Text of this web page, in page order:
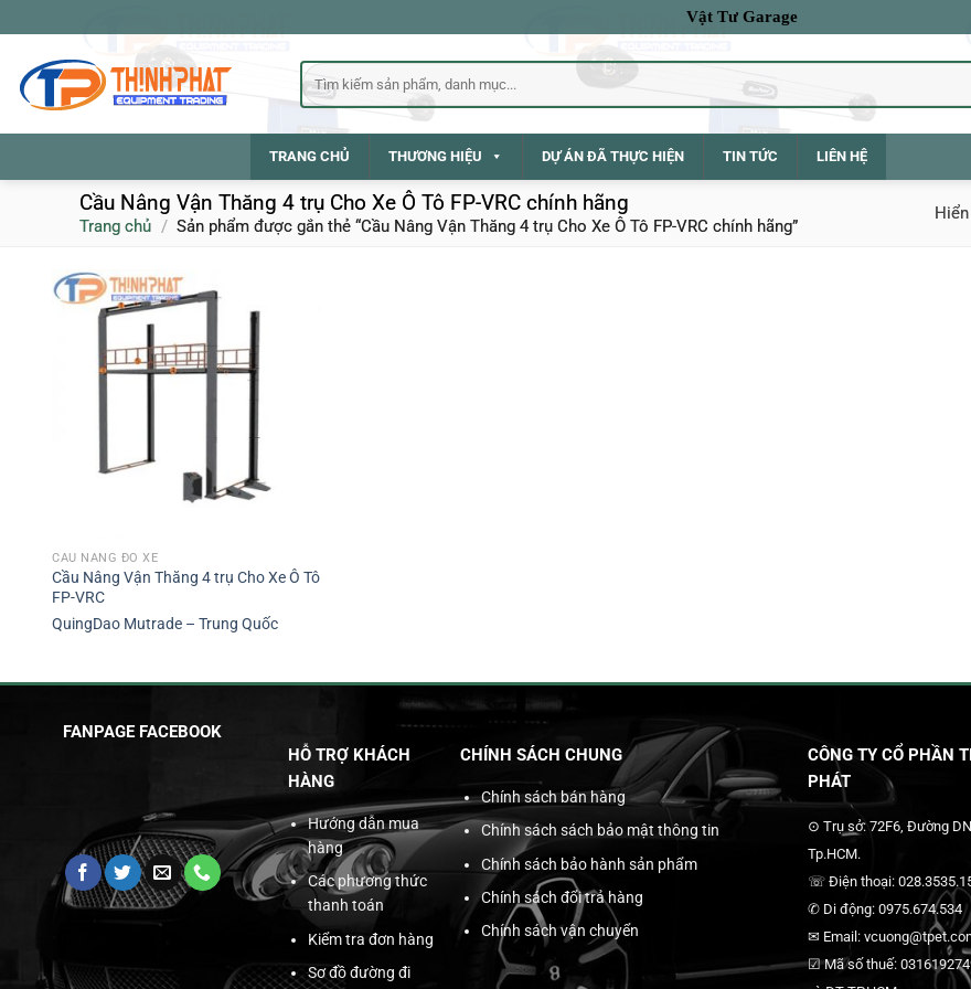
qua
dung
Vật Tư Garage
Tìm
kiếm:
TRANG CHỦ THƯƠNG HIỆU DỰ ÁN ĐÃ THỰC HIỆN TIN TỨC LIÊN HỆ
Cầu Nâng Vận Thăng 4 trụ Cho Xe Ô Tô FP-VRC chính hãng
Trang chủ / Sản phẩm được gắn thẻ “Cầu Nâng Vận Thăng 4 trụ Cho Xe Ô Tô FP-VRC chính hãng”
CẦU NÂNG ĐỖ XE
Cầu Nâng Vận Thăng 4 trụ Cho Xe Ô Tô
FP-VRC
QuingDao Mutrade – Trung Quốc
FANPAGE FACEBOOK
HỖ TRỢ KHÁCH
HÀNG
Hướng dẫn mua
hàng
Các phương thức
thanh toán
Kiểm tra đơn hàng
Sơ đồ đường đi
CHÍNH SÁCH CHUNG
Chính sách bán hàng
Chính sách sách bảo mật thông tin
Chính sách bảo hành sản phẩm
Chính sách đổi trả hàng
Chính sách vận chuyển
CÔNG TY CỔ PHẦN
PHÁT
⊙ Trụ sở: 72F6, Đường
Tp.HCM.
☏ Điện thoại:
✆ Di động: 0975.674.534
✉ Email:
☑ Mã số thuế: